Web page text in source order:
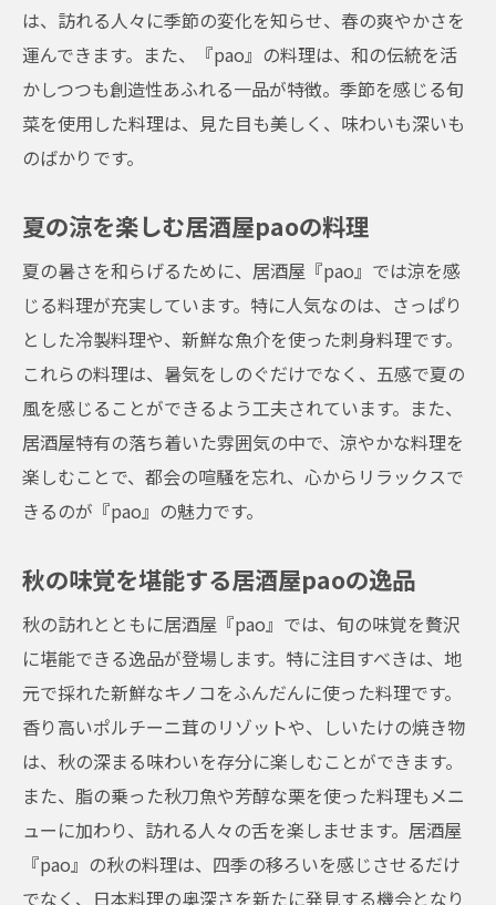
大阪市の隠れ家居酒屋での特別な夜
地元食材と地酒が織り成す居酒屋paoの一夜
地元の旬食材を活かした居酒屋paoの料理
居酒屋paoで堪能する厳選地酒の味わい
地酒と料理のマリアージュを楽しむ居酒屋
居酒屋paoで味わう大阪の食文化の粋
地元愛を感じる居酒屋paoの献立
居酒屋paoで知る大阪の隠れた名酒
居酒屋paoが提供する和の趣を感じる空間
和の伝統美を感じる居酒屋paoのデザイン
居酒屋paoで堪能する和のしつらえ
心安らぐ居酒屋paoの和風インテリア
居酒屋paoで過ごす和を感じる時間
和の趣を大切にする居酒屋paoの理念
大阪の食文化を堪能する居酒屋paoでのひとと
き
居酒屋paoで学ぶ大阪の食の歴史
大阪府ならではの味わいを居酒屋paoで
居酒屋paoで体験する大阪の食の旅
居酒屋paoの料理で知る大阪の伝統
飲んで食べて感じる居酒屋paoの大阪文化
は、訪れる人々に季節の変化を知らせ、春の爽やかさを
運んできます。また、『pao』の料理は、和の伝統を活
かしつつも創造性あふれる一品が特徴。季節を感じる旬
菜を使用した料理は、見た目も美しく、味わいも深いも
のばかりです。
夏の涼を楽しむ居酒屋paoの料理
夏の暑さを和らげるために、居酒屋『pao』では涼を感
じる料理が充実しています。特に人気なのは、さっぱり
とした冷製料理や、新鮮な魚介を使った刺身料理です。
これらの料理は、暑気をしのぐだけでなく、五感で夏の
風を感じることができるよう工夫されています。また、
居酒屋特有の落ち着いた雰囲気の中で、涼やかな料理を
楽しむことで、都会の喧騒を忘れ、心からリラックスで
きるのが『pao』の魅力です。
秋の味覚を堪能する居酒屋paoの逸品
秋の訪れとともに居酒屋『pao』では、旬の味覚を贅沢
に堪能できる逸品が登場します。特に注目すべきは、地
元で採れた新鮮なキノコをふんだんに使った料理です。
香り高いポルチーニ茸のリゾットや、しいたけの焼き物
は、秋の深まる味わいを存分に楽しむことができます。
また、脂の乗った秋刀魚や芳醇な栗を使った料理もメニ
ューに加わり、訪れる人々の舌を楽しませます。居酒屋
『pao』の秋の料理は、四季の移ろいを感じさせるだけ
でなく、日本料理の奥深さを新たに発見する機会となり